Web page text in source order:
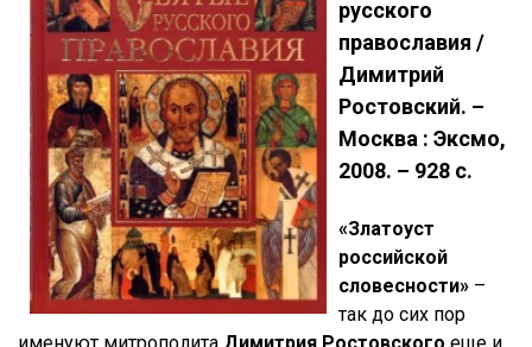
русского
православия /
Димитрий
Ростовский. –
Москва : Эксмо,
2008. – 928 с.
«Златоуст
российской
словесности» –
так до сих пор